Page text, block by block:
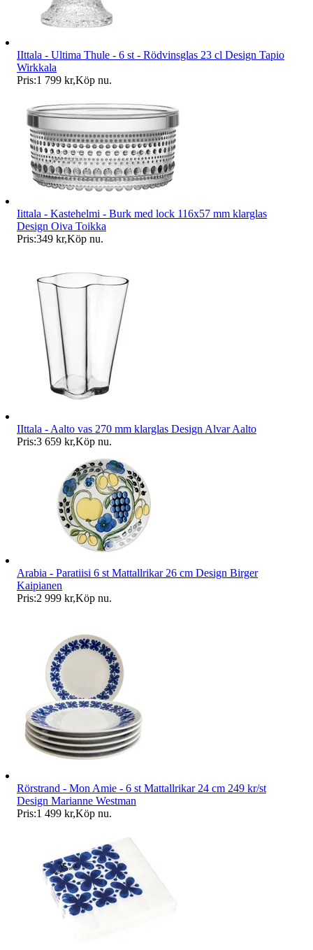
IIttala - Ultima Thule - 6 st - Rödvinsglas 23 cl Design Tapio
Wirkkala
Pris:1 799 kr,Köp nu.
Iittala - Kastehelmi - Burk med lock 116x57 mm klarglas
Design Oiva Toikka
Pris:349 kr,Köp nu.
IIttala - Aalto vas 270 mm klarglas Design Alvar Aalto
Pris:3 659 kr,Köp nu.
Arabia - Paratiisi 6 st Mattallrikar 26 cm Design Birger
Kaipianen
Pris:2 999 kr,Köp nu.
Rörstrand - Mon Amie - 6 st Mattallrikar 24 cm 249 kr/st
Design Marianne Westman
Pris:1 499 kr,Köp nu.